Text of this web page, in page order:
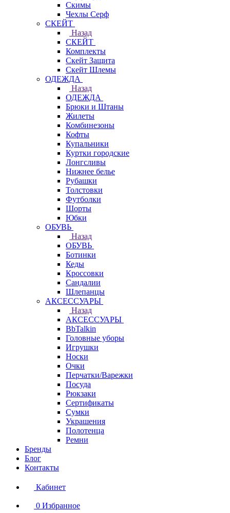
Скимы
Чехлы Cерф
СКЕЙТ
Назад
СКЕЙТ
Комплекты
Скейт Защита
Скейт Шлемы
ОДЕЖДА
Назад
ОДЕЖДА
Брюки и Штаны
Жилеты
Комбинезоны
Кофты
Купальники
Куртки городские
Лонгсливы
Нижнее белье
Рубашки
Толстовки
Футболки
Шорты
Юбки
ОБУВЬ
Назад
ОБУВЬ
Ботинки
Кеды
Кроссовки
Сандалии
Шлепанцы
АКСЕССУАРЫ
Назад
АКСЕССУАРЫ
BbTalkin
Головные уборы
Игрушки
Носки
Очки
Перчатки/Варежки
Посуда
Рюкзаки
Сертификаты
Сумки
Украшения
Полотенца
Ремни
Бренды
Блог
Контакты
Кабинет
0 Избранное